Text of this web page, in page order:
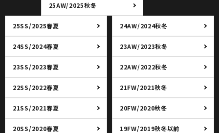
25AW/2025秋冬
25SS/2025春夏 24AW/2024秋冬
24SS/2024春夏 23AW/2023秋冬
23SS/2023春夏 22AW/2022秋冬
22SS/2022春夏 21FW/2021秋冬
21SS/2021春夏 20FW/2020秋冬
20SS/2020春夏 19FW/2019秋冬以前